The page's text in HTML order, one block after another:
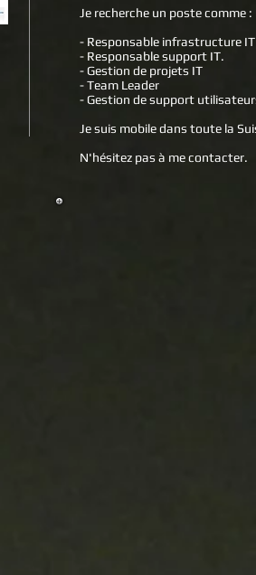
Je recherche un poste comme :
- Responsable infrastructure IT
- Responsable support IT.
- Gestion de projets IT
- Team Leader
- Gestion de support
Je suis mobile dans toute la
N'hésitez pas à me contacter.